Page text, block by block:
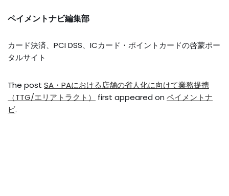
ペイメントナビ編集部
カード決済、PCI DSS、ICカード・ポイントカードの啓蒙ポー
タルサイト
The post SA・PAにおける店舗の省人化に向けて業務提携
（TTG/エリアトラクト）
first appeared on ペイメントナ
ビ.